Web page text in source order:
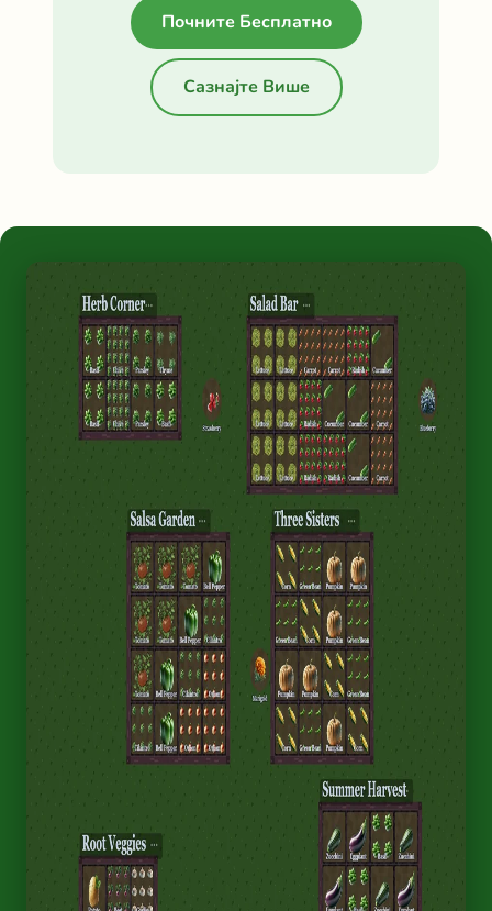
Почните Бесплатно
Сазнајте Више